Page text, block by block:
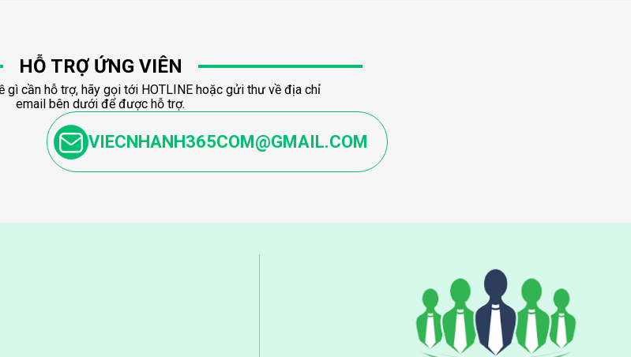
HỖ TRỢ ỨNG VIÊN
gì cần hỗ trợ, hãy gọi tới HOTLINE hoặc gửi thư về địa chỉ
email bên dưới để được hỗ trợ.
VIECNHANH365COM@GMAIL.COM